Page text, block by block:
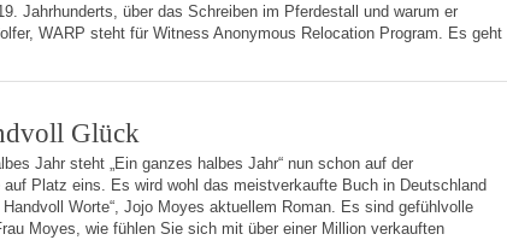
Jahrhunderts, über das Schreiben im Pferdestall und warum er
WARP steht für Witness Anonymous Relocation Program. Es geht
Glück
Jahr steht „Ein ganzes halbes Jahr“ nun schon auf der
auf Platz eins. Es wird wohl das meistverkaufte Buch in Deutschland
Worte“, Jojo Moyes aktuellem Roman. Es sind gefühlvolle
Moyes, wie fühlen Sie sich mit über einer Million verkauften